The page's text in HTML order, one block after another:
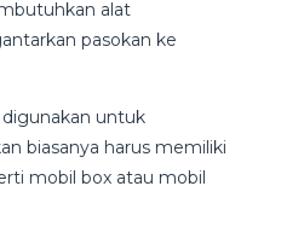
alat
pasokan ke
untuk
biasanya harus memiliki
mobil box atau mobil